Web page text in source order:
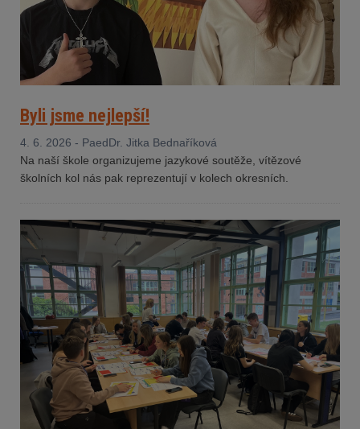
Byli jsme nejlepší!
4. 6. 2026 - PaedDr. Jitka Bednaříková
Na naší škole organizujeme jazykové soutěže, vítězové
školních kol nás pak reprezentují v kolech okresních.